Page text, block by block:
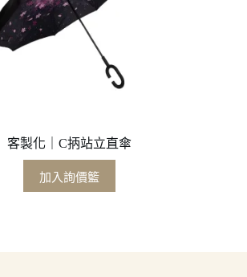
客製化｜C抦站立直傘
加入詢價籃